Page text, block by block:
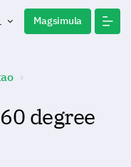
Magsimula
degree